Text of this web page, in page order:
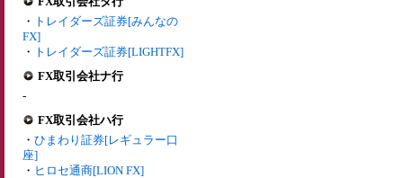
・ トレイダーズ証券[みんなの
FX]
・ トレイダーズ証券[LIGHTFX]
FX取引会社ナ行
-
FX取引会社ハ行
・ ひまわり証券[レギュラー口
座]
・ ヒロセ通商[LION FX]